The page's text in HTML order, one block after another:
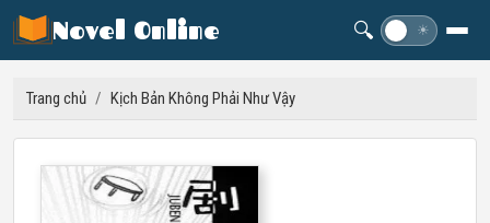
Novel Online 🔍 ☀
Trang chủ / Kịch Bản Không Phải Như Vậy